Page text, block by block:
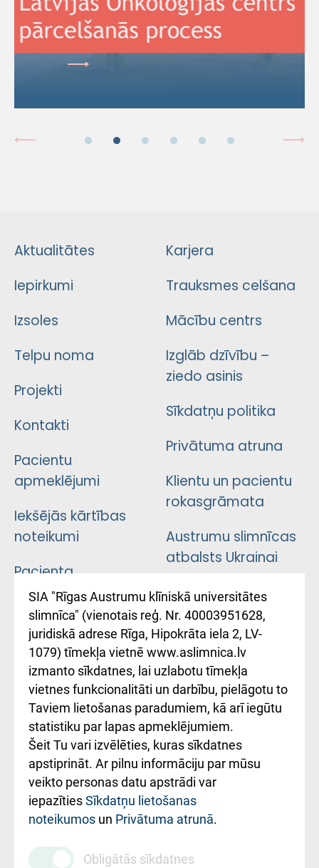
Aktualitātes
Iepirkumi
Izsoles
Telpu noma
Projekti
Kontakti
Pacientu
apmeklējumi
Iekšējās kārtības
noteikumi
Pacienta
atsauksmju/sūdzību
iesniegšanas
kārtība
Kā pie mums nokļūt
Rēķinu apmaksas
ceļvedis
Rekvizīti un
ārstniecības
iestādes kods
010000234
Maksas
Karjera
Trauksmes celšana
Mācību centrs
Izglāb dzīvību –
ziedo asinis
Sīkdatņu politika
Privātuma atruna
Klientu un pacientu
rokasgrāmata
Austrumu slimnīcas
atbalsts Ukrainai
Підтримка Східної
лікарні та співпраця з
Україною
SIA "Rīgas Austrumu klīniskā universitātes
slimnīca" (vienotais reģ. Nr. 40003951628,
juridiskā adrese Rīga, Hipokrāta iela 2, LV-
1079) tīmekļa vietnē www.aslimnica.lv
izmanto sīkdatnes, lai uzlabotu tīmekļa
vietnes funkcionalitāti un darbību, pielāgotu to
Taviem lietošanas paradumiem, kā arī iegūtu
statistiku par lapas apmeklējumiem.
Šeit Tu vari izvēlēties, kuras sīkdatnes
apstiprināt. Ar pilnu informāciju par mūsu
veikto personas datu apstrādi var
iepazītiesSīkdatņu lietošanas
noteikumos un Privātuma atrunā.
Obligātās sīkdatnes